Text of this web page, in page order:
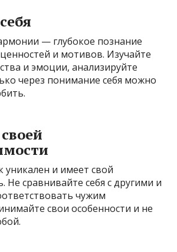
— глубокое познание
и мотивов. Изучайте
и эмоции, анализируйте
через понимание себя можно
уникален и имеет свой
Не сравнивайте себя с другими и
чужим
свои особенности и не